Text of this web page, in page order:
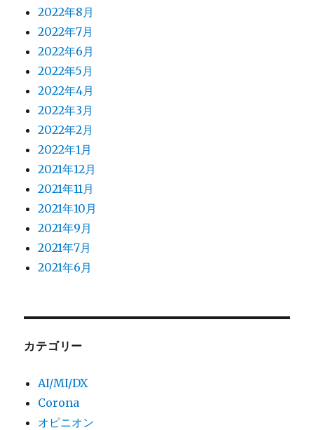
2022年8月
2022年7月
2022年6月
2022年5月
2022年4月
2022年3月
2022年2月
2022年1月
2021年12月
2021年11月
2021年10月
2021年9月
2021年7月
2021年6月
カテゴリー
AI/MI/DX
Corona
オピニオン